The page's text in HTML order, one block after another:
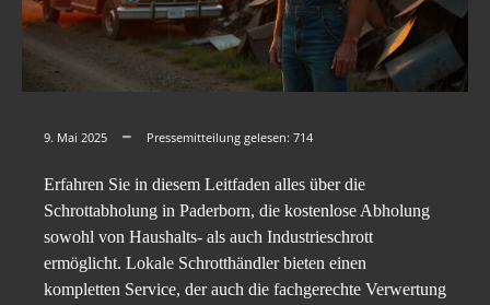
9. Mai 2025 Pressemitteilung gelesen: 714
Erfahren Sie in diesem Leitfaden alles über die
Schrottabholung in Paderborn, die kostenlose Abholung
sowohl von Haushalts- als auch Industrieschrott
ermöglicht. Lokale Schrotthändler bieten einen
kompletten Service, der auch die fachgerechte Verwertung